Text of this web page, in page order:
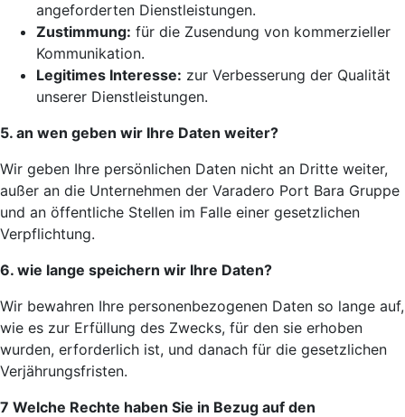
angeforderten Dienstleistungen.
Zustimmung: für die Zusendung von kommerzieller
Kommunikation.
Legitimes Interesse: zur Verbesserung der Qualität
unserer Dienstleistungen.
5. an wen geben wir Ihre Daten weiter?
Wir geben Ihre persönlichen Daten nicht an Dritte weiter,
außer an die Unternehmen der Varadero Port Bara Gruppe
und an öffentliche Stellen im Falle einer gesetzlichen
Verpflichtung.
6. wie lange speichern wir Ihre Daten?
Wir bewahren Ihre personenbezogenen Daten so lange auf,
wie es zur Erfüllung des Zwecks, für den sie erhoben
wurden, erforderlich ist, und danach für die gesetzlichen
Verjährungsfristen.
7 Welche Rechte haben Sie in Bezug auf den